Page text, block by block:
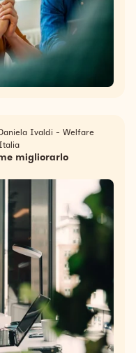
Daniela Ivaldi - Welfare
migliorarlo